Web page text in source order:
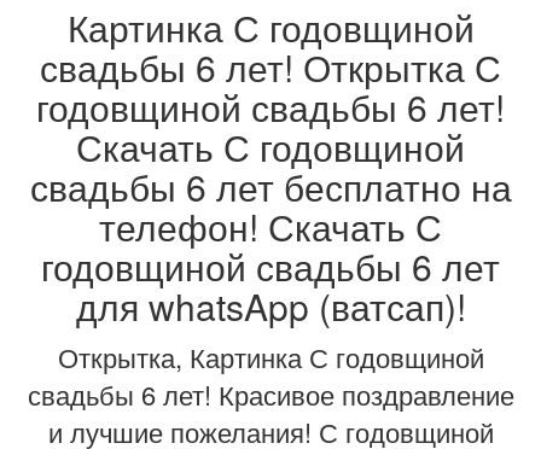
Картинка С годовщиной
свадьбы 6 лет! Открытка С
годовщиной свадьбы 6 лет!
Скачать С годовщиной
свадьбы 6 лет бесплатно на
телефон! Скачать С
годовщиной свадьбы 6 лет
для whatsApp (ватсап)!
Открытка, Картинка С годовщиной
свадьбы 6 лет! Красивое поздравление
и лучшие пожелания! С годовщиной